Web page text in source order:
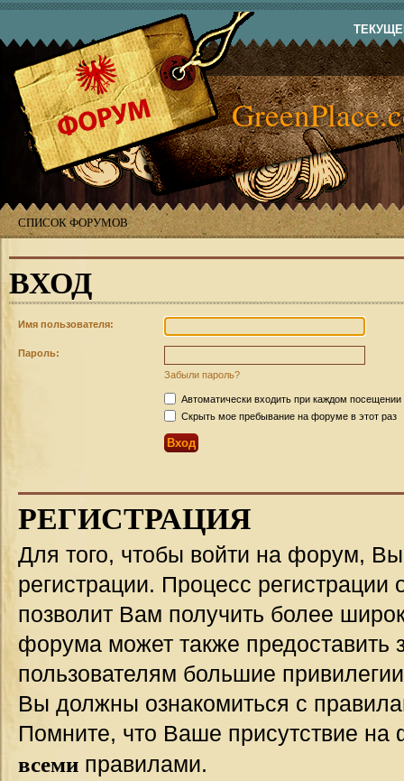
СПИСОК ФОРУМОВ
ВХОД
Имя пользователя:
Пароль:
Забыли пароль?
Автоматически входить при каждом посещении
Скрыть мое пребывание на форуме в этот раз
РЕГИСТРАЦИЯ
Для того, чтобы войти на форум,
регистрации. Процесс регистрации
позволит Вам получить более
форума может также предоставить
пользователям большие
Вы должны ознакомиться с
Помните, что Ваше присутствие на
всеми правилами.